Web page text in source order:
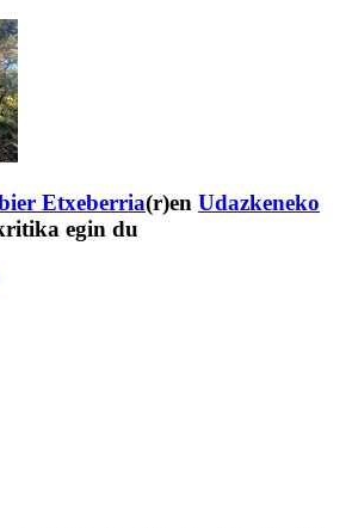
Etxeberria(r)en Udazkeneko
egin du